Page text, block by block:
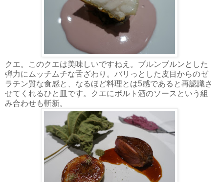
クエ。このクエは美味しいですねえ。ブルンブルンとした
弾力にムッチムチな舌ざわり。バリっとした皮目からのゼ
ラチン質な食感と、なるほど料理とは5感であると再認識さ
せてくれるひと皿です。クエにポルト酒のソースという組
み合わせも斬新。